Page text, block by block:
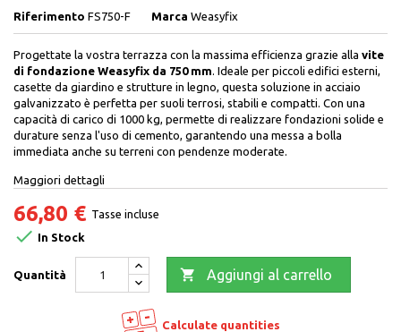
Riferimento FS750-F Marca Weasyfix
Progettate la vostra terrazza con la massima efficienza grazie alla vite
di fondazione Weasyfix da 750 mm. Ideale per piccoli edifici esterni,
casette da giardino e strutture in legno, questa soluzione in acciaio
galvanizzato è perfetta per suoli terrosi, stabili e compatti. Con una
capacità di carico di 1000 kg, permette di realizzare fondazioni solide e
durature senza l'uso di cemento, garantendo una messa a bolla
immediata anche su terreni con pendenze moderate.
Maggiori dettagli
66,80 € Tasse incluse
 In Stock
Quantità  Aggiungi al carrello
Calculate quantities